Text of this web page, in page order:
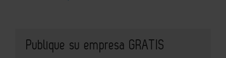
Publique su empresa GRATIS